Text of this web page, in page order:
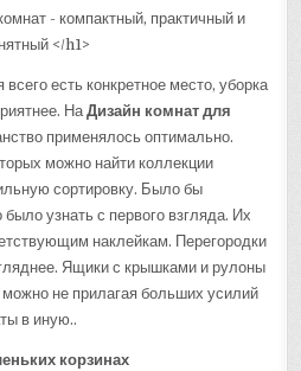
есть конкретное место, уборка
НаДизайн комнат для
применялось оптимально.
можно найти коллекции
сортировку. Было бы
узнать с первого взгляда. Их
наклейкам. Перегородки
Ящики с крышками и рулоны
не прилагая больших усилий
в иную..
корзинах